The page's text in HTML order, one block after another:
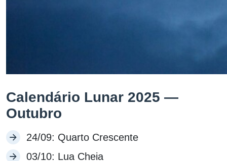
Calendário Lunar 2025 —
Outubro
24/09: Quarto Crescente
03/10: Lua Cheia